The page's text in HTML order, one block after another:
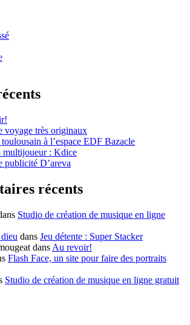
voyage très originaux
à l’espace EDF Bazacle
multijoueur : Kdice
publicité D’areva
récents
Studio de création de musique en ligne
dans Jeu détente : Super Stacker
dans Au revoir!
Flash Face, un site pour faire des portraits
Studio de création de musique en ligne gratuit